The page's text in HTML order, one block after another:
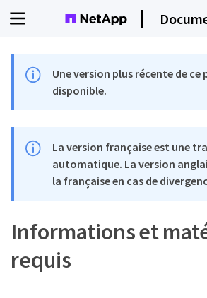
Une version plus récente de
disponible.
La version française est une
automatique. La version
la française en cas de
Informations et
requis